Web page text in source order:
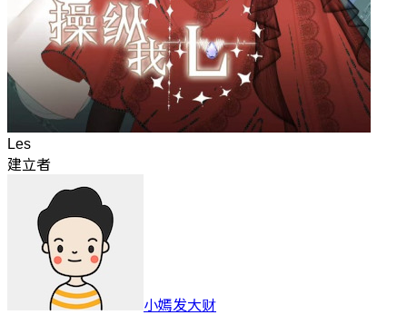
Les
建立者
小嫣发大财